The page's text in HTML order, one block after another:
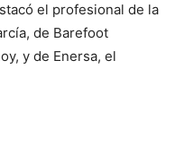
el profesional de la
de Barefoot
y de Enersa, el